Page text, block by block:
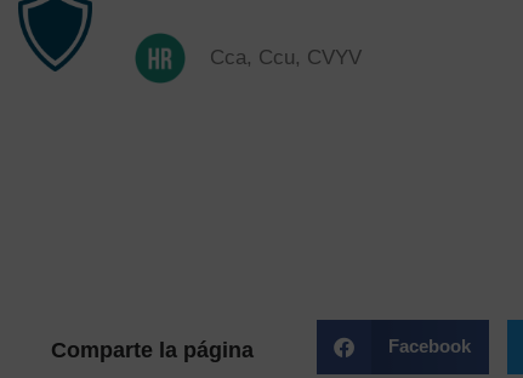
Cca, Ccu, CVYV
Comparte la página Facebook